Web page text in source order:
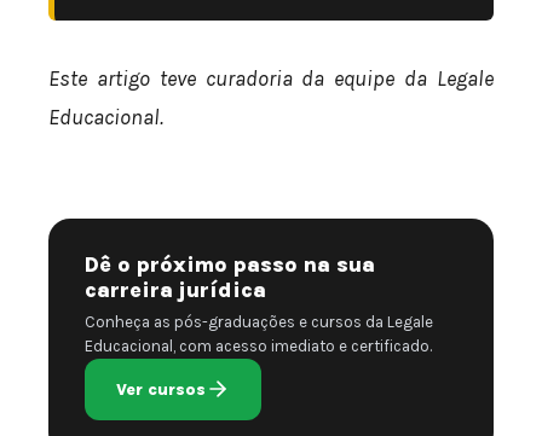
Este artigo teve curadoria da equipe da Legale
Educacional.
Dê o próximo passo na sua
carreira jurídica
Conheça as pós-graduações e cursos da Legale
Educacional, com acesso imediato e certificado.
Ver cursos